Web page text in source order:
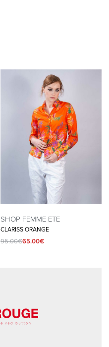
SHOP FEMME ETE
CLARISS ORANGE
95.00€65.00€